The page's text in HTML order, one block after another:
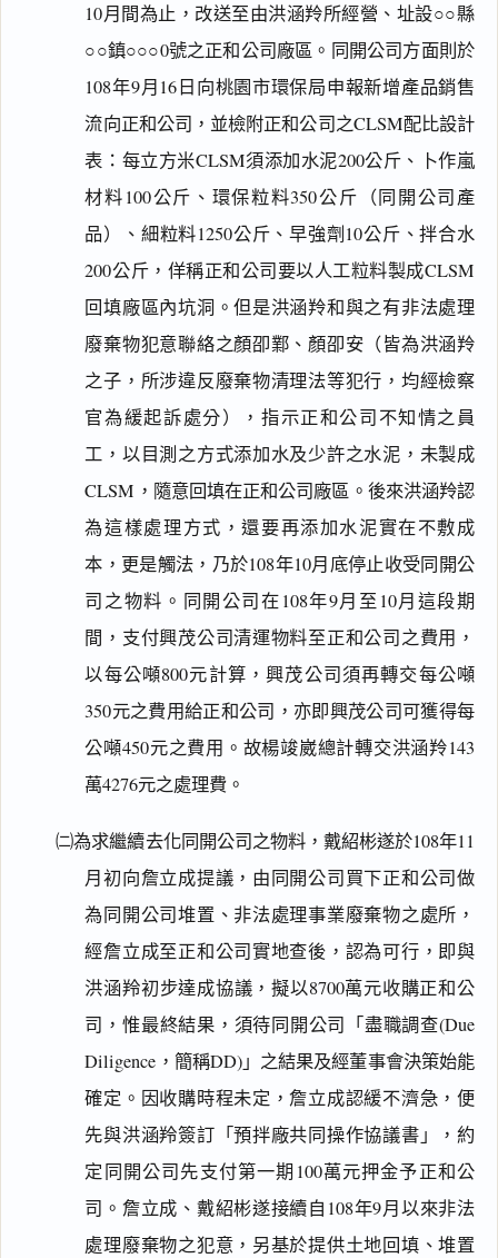
10月間為止，改送至由洪涵羚所經營、址設○○縣
○○鎮○○○0號之正和公司廠區。同開公司方面則於
108年9月16日向桃園市環保局申報新增產品銷售
流向正和公司，並檢附正和公司之CLSM配比設計
表：每立方米CLSM須添加水泥200公斤、卜作嵐
材料100公斤、環保粒料350公斤（同開公司產
品）、細粒料1250公斤、早強劑10公斤、拌合水
200公斤，佯稱正和公司要以人工粒料製成CLSM
回填廠區內坑洞。但是洪涵羚和與之有非法處理
廢棄物犯意聯絡之顏卲鄴、顏卲安（皆為洪涵羚
之子，所涉違反廢棄物清理法等犯行，均經檢察
官為緩起訴處分），指示正和公司不知情之員
工，以目測之方式添加水及少許之水泥，未製成
CLSM，隨意回填在正和公司廠區。後來洪涵羚認
為這樣處理方式，還要再添加水泥實在不敷成
本，更是觸法，乃於108年10月底停止收受同開公
司之物料。同開公司在108年9月至10月這段期
間，支付興茂公司清運物料至正和公司之費用，
以每公噸800元計算，興茂公司須再轉交每公噸
350元之費用給正和公司，亦即興茂公司可獲得每
公噸450元之費用。故楊竣崴總計轉交洪涵羚143
萬4276元之處理費。
㈡為求繼續去化同開公司之物料，戴紹彬遂於108年11
月初向詹立成提議，由同開公司買下正和公司做
為同開公司堆置、非法處理事業廢棄物之處所，
經詹立成至正和公司實地查後，認為可行，即與
洪涵羚初步達成協議，擬以8700萬元收購正和公
司，惟最終結果，須待同開公司「盡職調查(Due
Diligence，簡稱DD)」之結果及經董事會決策始能
確定。因收購時程未定，詹立成認緩不濟急，便
先與洪涵羚簽訂「預拌廠共同操作協議書」，約
定同開公司先支付第一期100萬元押金予正和公
司。詹立成、戴紹彬遂接續自108年9月以來非法
處理廢棄物之犯意，另基於提供土地回填、堆置